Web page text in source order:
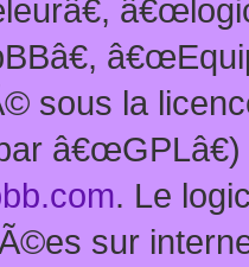
sous la
. Le
sur